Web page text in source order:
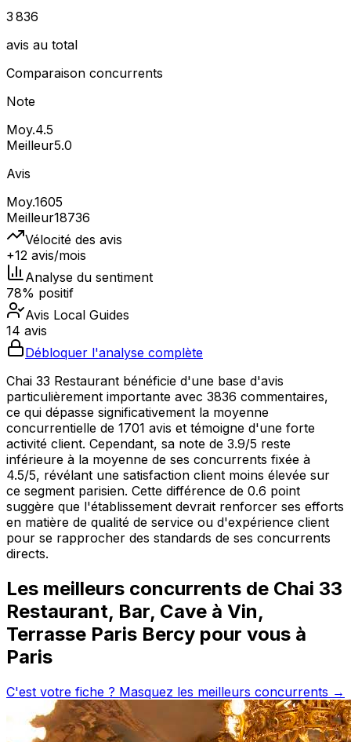
3 836
avis au total
Comparaison concurrents
Note
Moy.4.5
Meilleur5.0
Avis
Moy.1605
Meilleur18736
Vélocité des avis
+12 avis/mois
Analyse du sentiment
78% positif
Avis Local Guides
14 avis
Débloquer l'analyse complète
Chai 33 Restaurant bénéficie d'une base d'avis
particulièrement importante avec 3836 commentaires,
ce qui dépasse significativement la moyenne
concurrentielle de 1701 avis et témoigne d'une forte
activité client. Cependant, sa note de 3.9/5 reste
inférieure à la moyenne de ses concurrents fixée à
4.5/5, révélant une satisfaction client moins élevée sur
ce segment parisien. Cette différence de 0.6 point
suggère que l'établissement devrait renforcer ses efforts
en matière de qualité de service ou d'expérience client
pour se rapprocher des standards de ses concurrents
directs.
Les meilleurs concurrents de Chai 33
Restaurant, Bar, Cave à Vin,
Terrasse Paris Bercy pour vous à
Paris
C'est votre fiche ? Masquez les meilleurs concurrents →